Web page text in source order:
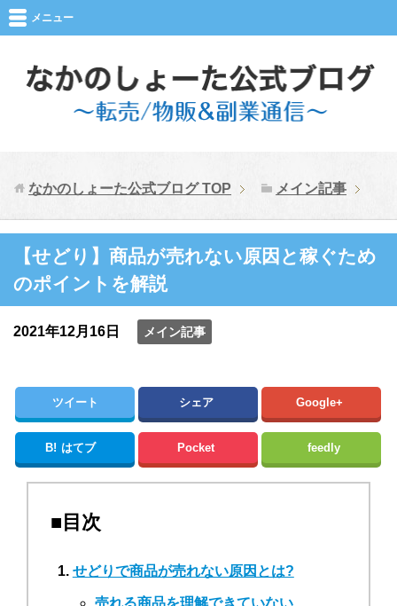
メニュー
なかのしょーた公式ブログTOP メイン記事
【せどり】商品が売れない原因と稼ぐため
のポイントを解説
2021年12月16日 メイン記事
ツイート シェア Google+
B! はてブ Pocket feedly
■目次
せどりで商品が売れない原因とは?
売れる商品を理解できていない